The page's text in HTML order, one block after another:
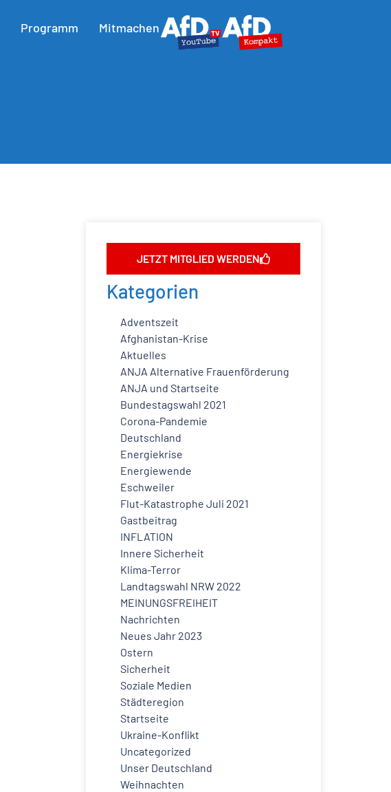
Programm Mitmachen
JETZT MITGLIED WERDEN
Kategorien
Adventszeit
Afghanistan-Krise
Aktuelles
ANJA Alternative Frauenförderung
ANJA und Startseite
Bundestagswahl 2021
Corona-Pandemie
Deutschland
Energiekrise
Energiewende
Eschweiler
Flut-Katastrophe Juli 2021
Gastbeitrag
INFLATION
Innere Sicherheit
Klima-Terror
Landtagswahl NRW 2022
MEINUNGSFREIHEIT
Nachrichten
Neues Jahr 2023
Ostern
Sicherheit
Soziale Medien
Städteregion
Startseite
Ukraine-Konflikt
Uncategorized
Unser Deutschland
Weihnachten